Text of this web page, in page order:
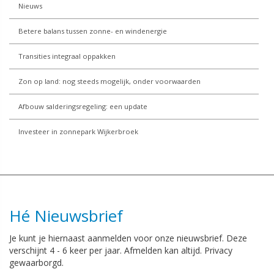
Nieuws
Betere balans tussen zonne- en windenergie
Transities integraal oppakken
Zon op land: nog steeds mogelijk, onder voorwaarden
Afbouw salderingsregeling: een update
Investeer in zonnepark Wijkerbroek
Hé Nieuwsbrief
Je kunt je hiernaast aanmelden voor onze nieuwsbrief. Deze
verschijnt 4 - 6 keer per jaar. Afmelden kan altijd. Privacy
gewaarborgd.